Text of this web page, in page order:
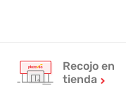
Recojo en
tienda